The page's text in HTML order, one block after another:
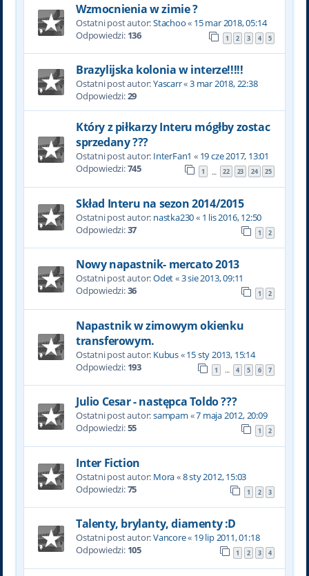
Wzmocnienia w zimie ?
Ostatni post autor:Stachoo« 15 mar 2018, 05:14
Odpowiedzi: 136 1 2 3 4 5
Brazylijska kolonia w interze!!!!!
Ostatni post autor:Yascarr«3 mar 2018, 22:38
Odpowiedzi:29
Który z piłkarzy Interu mógłby zostac
sprzedany ???
Ostatni post autor: InterFan1 « 19 cze 2017, 13:01
Odpowiedzi:745 1 … 22 23 24 25
Skład Interu na sezon 2014/2015
Ostatni post autor: nastka230« 1 lis 2016, 12:50
Odpowiedzi:37 1 2
Nowy napastnik- mercato 2013
Ostatni post autor:Odet«3 sie 2013, 09:11
Odpowiedzi:36 1 2
Napastnik w zimowym okienku
transferowym.
Ostatni post autor: Kubus«15 sty 2013, 15:14
Odpowiedzi: 193 1 … 4 5 6 7
Julio Cesar - następca Toldo ???
Ostatni post autor:sampam «7 maja 2012, 20:09
Odpowiedzi:55 1 2
Inter Fiction
Ostatni post autor: Mora«8 sty 2012, 15:03
Odpowiedzi:75 1 2 3
Talenty, brylanty, diamenty :D
Ostatni post autor:Vancore« 19 lip 2011, 01:18
Odpowiedzi: 105 1 2 3 4